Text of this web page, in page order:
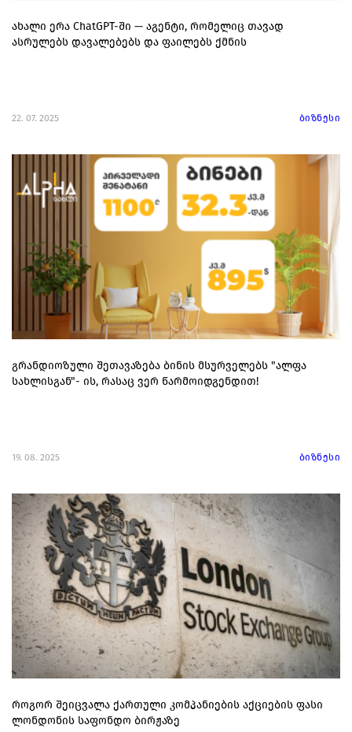
ახალი ერა ChatGPT-ში — აგენტი, რომელიც თავად
ასრულებს დავალებებს და ფაილებს ქმნის
22. 07. 2025 ბიზნესი
გრანდიოზული შეთავაზება ბინის მსურველებს "ალფა
სახლისგან"- ის, რასაც ვერ წარმოიდგენდით!
19. 08. 2025 ბიზნესი
როგორ შეიცვალა ქართული კომპანიების აქციების ფასი
ლონდონის საფონდო ბირჟაზე